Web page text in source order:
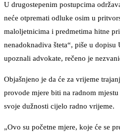
U drugostepenim postupcima
neće otpremati odluke osim u
maloljetnicima i predmetima hitne
nenadoknadiva šteta“, piše u
upoznali advokate, rečeno je
Objašnjeno je da će za vrijeme
provode mjere biti na radnom
svoje dužnosti cijelo radno vrijeme.
„Ovo su početne mjere, koje će se